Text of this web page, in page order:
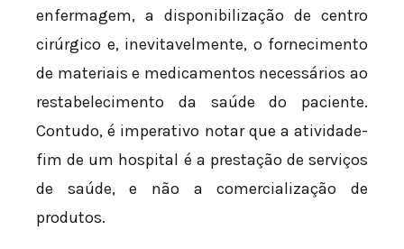
enfermagem, a disponibilização de centro
cirúrgico e, inevitavelmente, o fornecimento
de materiais e medicamentos necessários ao
restabelecimento da saúde do paciente.
Contudo, é imperativo notar que a atividade-
fim de um hospital é a prestação de serviços
de saúde, e não a comercialização de
produtos.